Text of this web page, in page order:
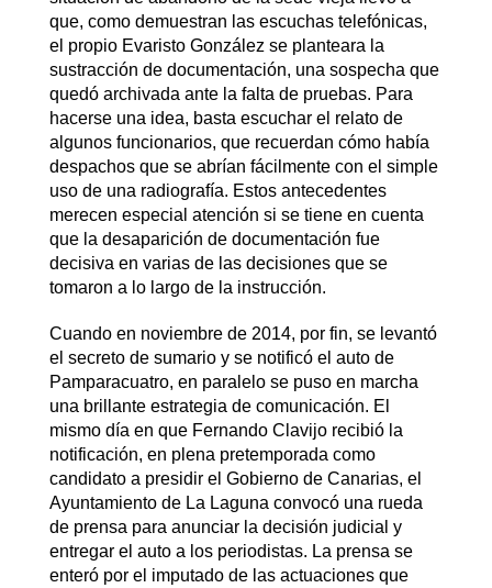
que, como demuestran las escuchas telefónicas,
el propio Evaristo González se planteara la
sustracción de documentación, una sospecha que
quedó archivada ante la falta de pruebas. Para
hacerse una idea, basta escuchar el relato de
algunos funcionarios, que recuerdan cómo había
despachos que se abrían fácilmente con el simple
uso de una radiografía. Estos antecedentes
merecen especial atención si se tiene en cuenta
que la desaparición de documentación fue
decisiva en varias de las decisiones que se
tomaron a lo largo de la instrucción.
Cuando en noviembre de 2014, por fin, se levantó
el secreto de sumario y se notificó el auto de
Pamparacuatro, en paralelo se puso en marcha
una brillante estrategia de comunicación. El
mismo día en que Fernando Clavijo recibió la
notificación, en plena pretemporada como
candidato a presidir el Gobierno de Canarias, el
Ayuntamiento de La Laguna convocó una rueda
de prensa para anunciar la decisión judicial y
entregar el auto a los periodistas. La prensa se
enteró por el imputado de las actuaciones que